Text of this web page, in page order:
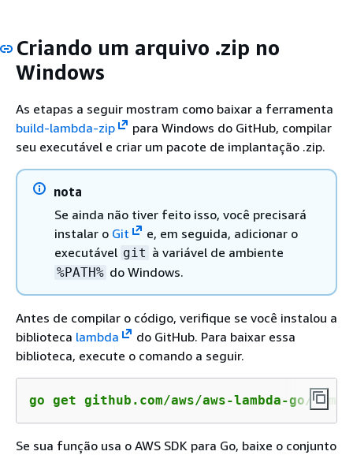
Criando um arquivo .zip no
Windows
As etapas a seguir mostram como baixar a ferramenta
build-lambda-zip
para Windows do GitHub, compilar
seu executável e criar um pacote de implantação .zip.
nota
Se ainda não tiver feito isso, você precisará
instalar o Git
e, em seguida, adicionar o
executável git à variável de ambiente
%PATH% do Windows.
Antes de compilar o código, verifique se você instalou a
biblioteca lambda
do GitHub. Para baixar essa
biblioteca, execute o comando a seguir.
go get github.com/aws/aws-lambda-go/
Se sua função usa o AWS SDK para Go, baixe o conjunto